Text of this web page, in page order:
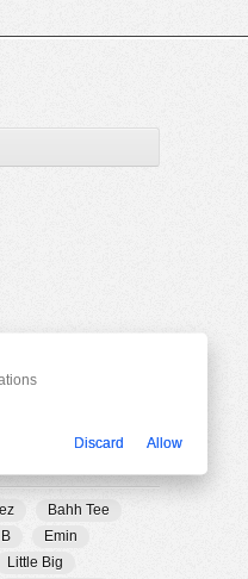
Bahh Tee
Emin
Little Big
Discard Allow